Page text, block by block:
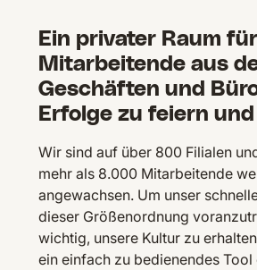
Ein privater Raum für
Mitarbeitende aus
Geschäften und
Erfolge zu feiern
Wir sind auf über 800 Filialen
mehr als 8.000 Mitarbeitende
angewachsen. Um unser
dieser Größenordnung
wichtig, unsere Kultur zu
ein einfach zu bedienendes Tool